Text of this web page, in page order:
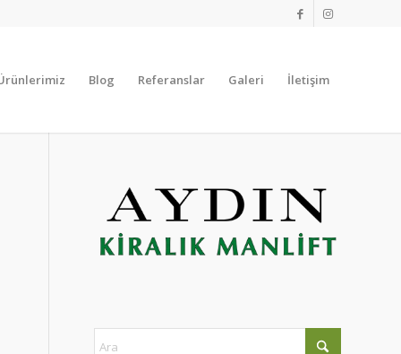
Blog Referanslar Galeri İletişim